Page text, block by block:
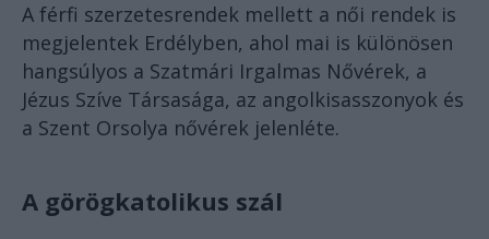
A férfi szerzetesrendek mellett a női rendek is
megjelentek Erdélyben, ahol mai is különösen
hangsúlyos a Szatmári Irgalmas Nővérek, a
Jézus Szíve Társasága, az angolkisasszonyok és
a Szent Orsolya nővérek jelenléte.
A görögkatolikus szál